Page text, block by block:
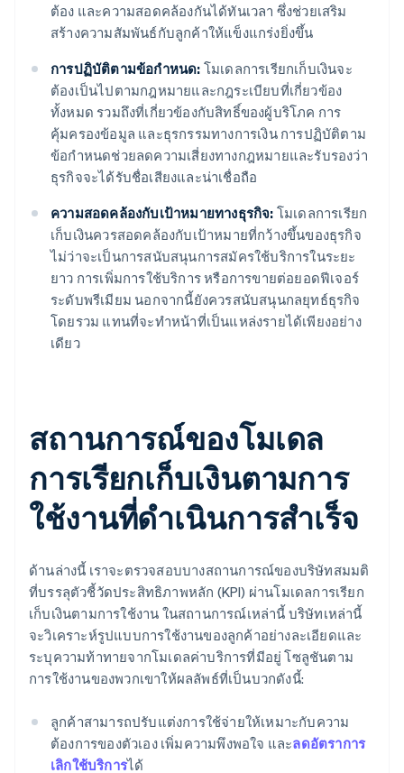
ต้อง และความสอดคล้องกันได้ทันเวลา ซึ่งช่วยเสริม
สร้างความสัมพันธ์กับลูกค้าให้แข็งแกร่งยิ่งขึ้น
การปฏิบัติตามข้อกําหนด: โมเดลการเรียกเก็บเงินจะ
ต้องเป็นไปตามกฎหมายและกฎระเบียบที่เกี่ยวข้อง
ทั้งหมด รวมถึงที่เกี่ยวข้องกับสิทธิ์ของผู้บริโภค การ
คุ้มครองข้อมูล และธุรกรรมทางการเงิน การปฏิบัติตาม
ข้อกําหนดช่วยลดความเสี่ยงทางกฎหมายและรับรองว่า
ธุรกิจจะได้รับชื่อเสียงและน่าเชื่อถือ
ความสอดคล้องกับเป้าหมายทางธุรกิจ: โมเดลการเรียก
เก็บเงินควรสอดคล้องกับเป้าหมายที่กว้างขึ้นของธุรกิจ
ไม่ว่าจะเป็นการสนับสนุนการสมัครใช้บริการในระยะ
ยาว การเพิ่มการใช้บริการ หรือการขายต่อยอดฟีเจอร์
ระดับพรีเมียม นอกจากนี้ยังควรสนับสนุนกลยุทธ์ธุรกิจ
โดยรวม แทนที่จะทําหน้าที่เป็นแหล่งรายได้เพียงอย่าง
เดียว
สถานการณ์ของโมเดล
การเรียกเก็บเงินตามการ
ใช้งานที่ดําเนินการสําเร็จ
ด้านล่างนี้ เราจะตรวจสอบบางสถานการณ์ของบริษัทสมมติ
ที่บรรลุตัวชี้วัดประสิทธิภาพหลัก (KPI) ผ่านโมเดลการเรียก
เก็บเงินตามการใช้งาน ในสถานการณ์เหล่านี้ บริษัทเหล่านี้
จะวิเคราะห์รูปแบบการใช้งานของลูกค้าอย่างละเอียดและ
ระบุความท้าทายจากโมเดลค่าบริการที่มีอยู่ โซลูชันตาม
การใช้งานของพวกเขาให้ผลลัพธ์ที่เป็นบวกดังนี้:
ลูกค้าสามารถปรับแต่งการใช้จ่ายให้เหมาะกับความ
ต้องการของตัวเอง เพิ่มความพึงพอใจ และลดอัตราการ
เลิกใช้บริการได้